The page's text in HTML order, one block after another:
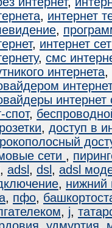
, интернет
,
, интернет
, смс
интернета,
интернет
спот,
, доступ в
сети ,
, adsl , dsl , adsl
, нижний
, пфо,
, j,